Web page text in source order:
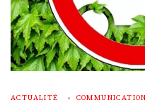
ACTUALITÉ COMMUNICATION